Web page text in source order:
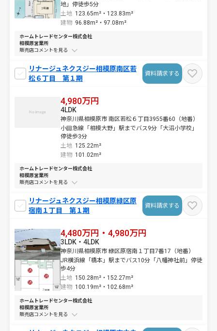
地」停徒歩5分
土地 123.65m²・ 123.83m²
建物 96.88m²・ 97.08m²
ホームトレードセンター株式会社
相模原営業所
販売店コメントを
リナージュネクスジー相模原南区若
松６丁目 第１期
資料請求する
4,980万円
神奈川県相模原市 南区若松６丁目3955番60（地番）
小田急線「相模大野」駅までバス9分「大沼小学校」
停徒歩3分
土地 125.22m²
4LDK
建物 101.02m²
ホームトレードセンター株式会社
相模原営業所
販売店コメントを
リナージュネクスジー相模原緑区原
宿南１丁目 第１期
資料請求する
4,480万円・4,980万円
神奈川県相模原市 緑区原宿南１丁目7番17（地番）
JR横浜線「橋本」駅までバス10分「八幡神社前」停徒
歩4分
土地 150.28m²・ 152.27m²
3LDK・4LDK
建物 100.19m²・ 102.68m²
ホームトレードセンター株式会社
相模原営業所
販売店コメントを